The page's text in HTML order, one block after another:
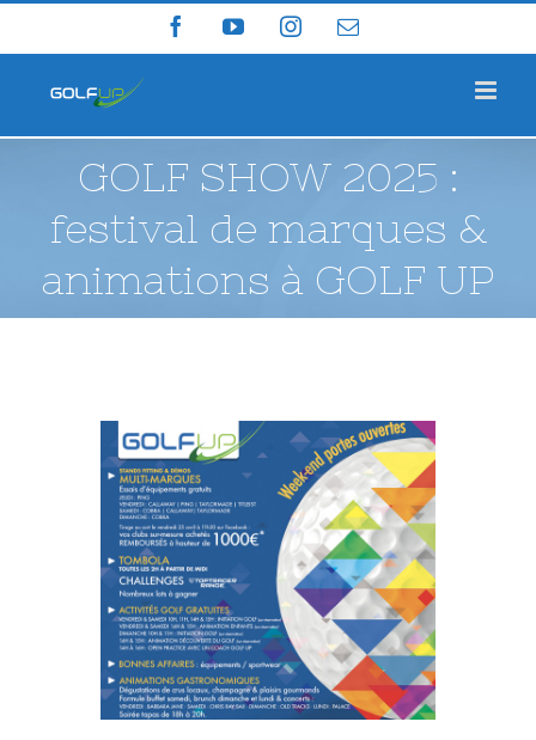
to
content
FacebookYouTubeInstagramEmail
GOLF SHOW 2025 :
festival de marques &
animations à GOLF UP